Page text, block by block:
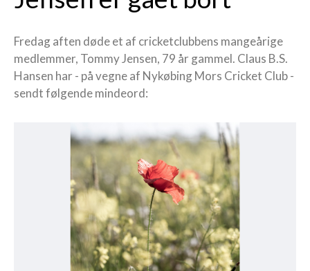
Fredag aften døde et af cricketclubbens mangeårige
medlemmer, Tommy Jensen, 79 år gammel. Claus B.S.
Hansen har - på vegne af Nykøbing Mors Cricket Club -
sendt følgende mindeord: